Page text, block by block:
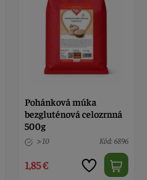
Pohánková múka
bezgluténová celozrnná
500g
> 10 Kód: 6896
1,85 €